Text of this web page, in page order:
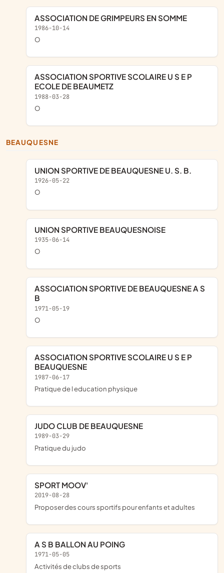
ASSOCIATION DE GRIMPEURS EN SOMME
1986-10-14
o
ASSOCIATION SPORTIVE SCOLAIRE U S E P
ECOLE DE BEAUMETZ
1988-03-28
o
BEAUQUESNE
UNION SPORTIVE DE BEAUQUESNE U. S. B.
1926-05-22
o
UNION SPORTIVE BEAUQUESNOISE
1935-06-14
o
ASSOCIATION SPORTIVE DE BEAUQUESNE A S
B
1971-05-19
o
ASSOCIATION SPORTIVE SCOLAIRE U S E P
BEAUQUESNE
1987-06-17
pratique de l education physique
JUDO CLUB DE BEAUQUESNE
1989-03-29
pratique du judo
SPORT MOOV'
2019-08-28
proposer des cours sportifs pour enfants et adultes
A S B BALLON AU POING
1971-05-05
Activités de clubs de sports